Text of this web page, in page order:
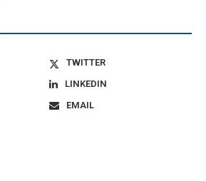
TWITTER
LINKEDIN
EMAIL